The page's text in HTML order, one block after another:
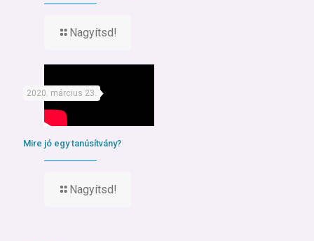
Nagyítsd!
2020. március 23.
Mire jó egy tanúsítvány?
Nagyítsd!